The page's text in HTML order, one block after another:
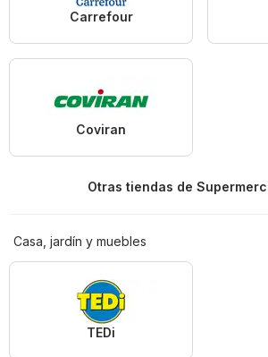
Carrefour
Coviran
Otras tiendas de
Casa, jardín y muebles
TEDi